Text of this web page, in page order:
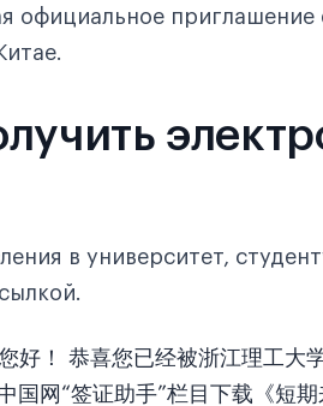
официальное приглашение
в университет,
好！ 恭喜您已经被浙江理工大
国网“签证助手”栏目下载《短